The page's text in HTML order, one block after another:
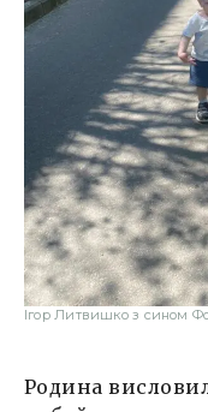
Ігор Литвишко з сином
Родина